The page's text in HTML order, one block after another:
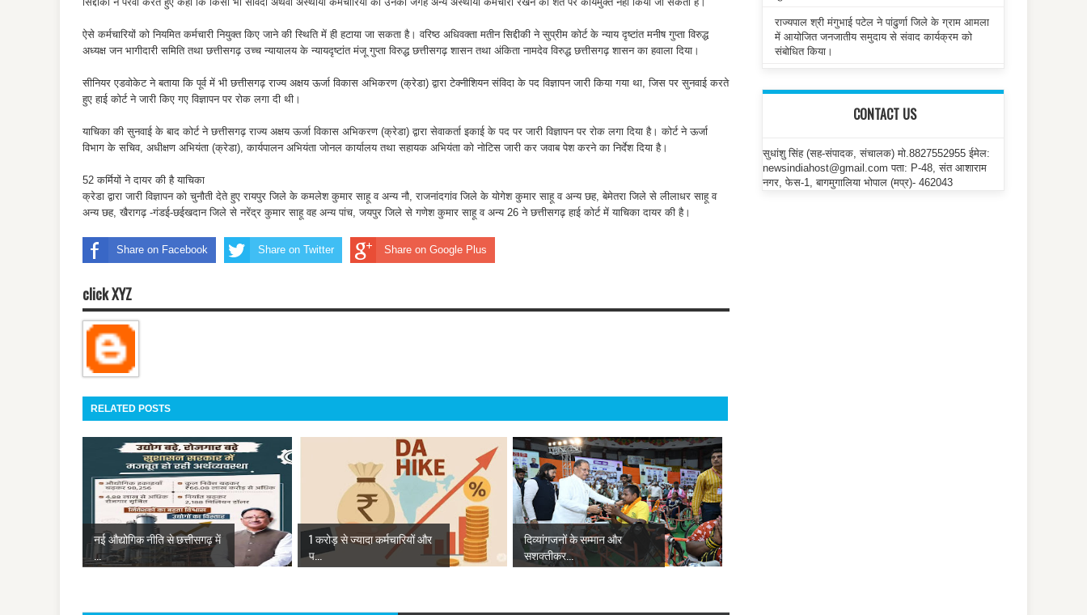
ऐसे कर्मचारियों को नियमित कर्मचारी नियुक्त किए जाने की स्थिति में ही हटाया जा सकता है। वरिष्ठ अधिवक्ता मतीन सिद्दीकी ने सुप्रीम कोर्ट के न्याय दृष्टांत मनीष गुप्ता विरुद्ध
अध्यक्ष जन भागीदारी समिति तथा छत्तीसगढ़ उच्च न्यायालय के न्यायदृष्टांत मंजू गुप्ता विरुद्ध छत्तीसगढ़ शासन तथा अंकिता नामदेव विरुद्ध छत्तीसगढ़ शासन का हवाला दिया।
सीनियर एडवोकेट ने बताया कि पूर्व में भी छत्तीसगढ़ राज्य अक्षय ऊर्जा विकास अभिकरण (क्रेडा) द्वारा टेक्नीशियन संविदा के पद विज्ञापन जारी किया गया था, जिस पर सुनवाई करते
हुए हाई कोर्ट ने जारी किए गए विज्ञापन पर रोक लगा दी थी।
याचिका की सुनवाई के बाद कोर्ट ने छत्तीसगढ़ राज्य अक्षय ऊर्जा विकास अभिकरण (क्रेडा) द्वारा सेवाकर्ता इकाई के पद पर जारी विज्ञापन पर रोक लगा दिया है। कोर्ट ने ऊर्जा
विभाग के सचिव, अधीक्षण अभियंता (क्रेडा), कार्यपालन अभियंता जोनल कार्यालय तथा सहायक अभियंता को नोटिस जारी कर जवाब पेश करने का निर्देश दिया है।
52 कर्मियों ने दायर की है याचिका
क्रेडा द्वारा जारी विज्ञापन को चुनौती देते हुए रायपुर जिले के कमलेश कुमार साहू व अन्य नौ, राजनांदगांव जिले के योगेश कुमार साहू व अन्य छह, बेमेतरा जिले से लीलाधर साहू व
अन्य छह, खैरागढ़ -गंडई-छईखदान जिले से नरेंद्र कुमार साहू वह अन्य पांच, जयपुर जिले से गणेश कुमार साहू व अन्य 26 ने छत्तीसगढ़ हाई कोर्ट में याचिका दायर की है।
Share on Facebook Share on Twitter Share on Google Plus
click XYZ
RELATED POSTS
नई औद्योगिक नीति से छत्तीसगढ़ में
...
1 करोड़ से ज्यादा कर्मचारियों और
प...
दिव्यांगजनों के सम्मान और
सशक्तीकर...
राज्यपाल श्री मंगुभाई पटेल ने पांढुर्णा जिले के ग्राम आमला
में आयोजित जनजातीय समुदाय से संवाद कार्यक्रम को
संबोधित किया।
CONTACT US
सुधांशु सिंह (सह-संपादक, संचालक) मो.8827552955 ईमेल:
newsindiahost@gmail.com पता: P-48, संत आशाराम
नगर, फेस-1, बागमुगालिया भोपाल (मप्र)- 462043